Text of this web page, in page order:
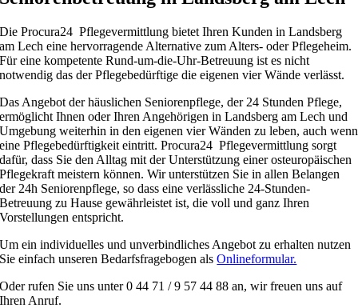
Die Procura24 Pflegevermittlung bietet Ihren Kunden in Landsberg
am Lech eine hervorragende Alternative zum Alters- oder Pflegeheim.
Für eine kompetente Rund-um-die-Uhr-Betreuung ist es nicht
notwendig das der Pflegebedürftige die eigenen vier Wände verlässt.
Das Angebot der häuslichen Seniorenpflege, der 24 Stunden Pflege,
ermöglicht Ihnen oder Ihren Angehörigen in Landsberg am Lech und
Umgebung weiterhin in den eigenen vier Wänden zu leben, auch wenn
eine Pflegebedürftigkeit eintritt. Procura24 Pflegevermittlung sorgt
dafür, dass Sie den Alltag mit der Unterstützung einer osteuropäischen
Pflegekraft meistern können. Wir unterstützen Sie in allen Belangen
der 24h Seniorenpflege, so dass eine verlässliche 24-Stunden-
Betreuung zu Hause gewährleistet ist, die voll und ganz Ihren
Vorstellungen entspricht.
Um ein individuelles und unverbindliches Angebot zu erhalten nutzen
Sie einfach unseren Bedarfsfragebogen alsOnlineformular.
Oder rufen Sie uns unter 0 44 71 / 9 57 44 88 an, wir freuen uns auf
Ihren Anruf.